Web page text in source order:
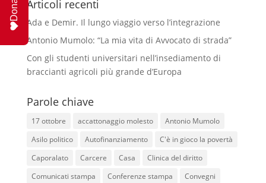
Articoli recenti
Ada e Demir. Il lungo viaggio verso l’integrazione
Antonio Mumolo: “La mia vita di Avvocato di strada”
Con gli studenti universitari nell’insediamento di
braccianti agricoli più grande d’Europa
Parole chiave
17 ottobre accattonaggio molesto
Antonio Mumolo
Asilo politico
Autofinanziamento
C'è in gioco la povertà
Caporalato
Carcere Casa
Clinica del diritto
Comunicati stampa
Conferenze stampa
Convegni